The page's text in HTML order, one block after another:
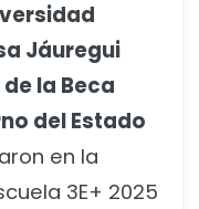
Jáuregui
la Beca
del Estado
en la
3E+ 2025